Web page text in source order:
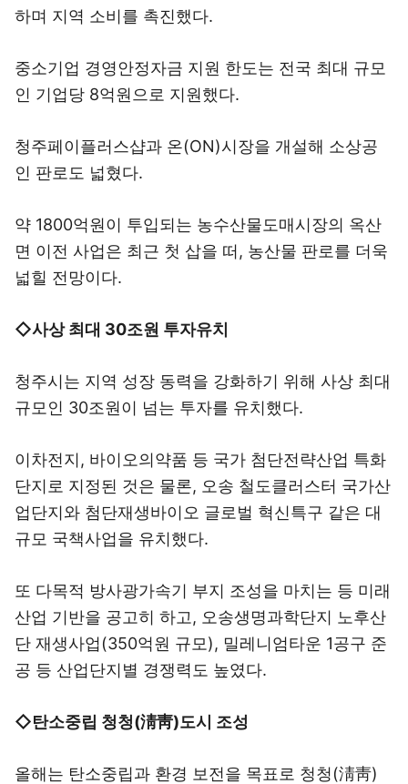
하며 지역 소비를 촉진했다.
중소기업 경영안정자금 지원 한도는 전국 최대 규모
인 기업당 8억원으로 지원했다.
청주페이플러스샵과 온(ON)시장을 개설해 소상공
인 판로도 넓혔다.
약 1800억원이 투입되는 농수산물도매시장의 옥산
면 이전 사업은 최근 첫 삽을 떠, 농산물 판로를 더욱
넓힐 전망이다.
◇사상 최대 30조원 투자유치
청주시는 지역 성장 동력을 강화하기 위해 사상 최대
규모인 30조원이 넘는 투자를 유치했다.
이차전지, 바이오의약품 등 국가 첨단전략산업 특화
단지로 지정된 것은 물론, 오송 철도클러스터 국가산
업단지와 첨단재생바이오 글로벌 혁신특구 같은 대
규모 국책사업을 유치했다.
또 다목적 방사광가속기 부지 조성을 마치는 등 미래
산업 기반을 공고히 하고, 오송생명과학단지 노후산
단 재생사업(350억원 규모), 밀레니엄타운 1공구 준
공 등 산업단지별 경쟁력도 높였다.
◇탄소중립 청청(淸靑)도시 조성
올해는 탄소중립과 환경 보전을 목표로 청청(淸靑)